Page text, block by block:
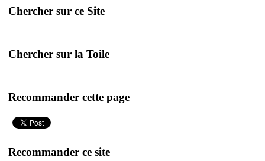
Chercher sur ce Site
Chercher sur la Toile
Recommander cette page
Recommander ce site